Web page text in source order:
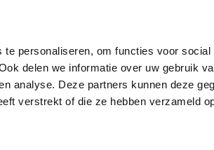
personaliseren, om functies voor social
delen we informatie over uw gebruik
analyse. Deze partners kunnen deze
verstrekt of die ze hebben verzameld